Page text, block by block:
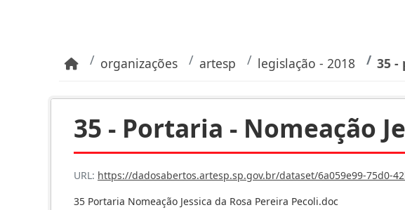
organizações artesp legislação - 2018 35 -
35 - Portaria - Nomeação
URL: https://dadosabertos.artesp.sp.gov.br/dataset/6a059e99-75d0-42bc-ba16-
35 Portaria Nomeação Jessica da Rosa Pereira Pecoli.doc